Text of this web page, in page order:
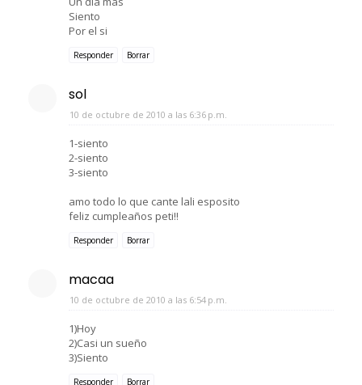
Siento
Por el si
Responder Borrar
sol
10 de octubre de 2010 a las 6:36 p.m.
1-siento
2-siento
3-siento
amo todo lo que cante lali esposito
feliz cumpleaños peti!!
Responder Borrar
macaa
10 de octubre de 2010 a las 6:54 p.m.
1)Hoy
2)Casi un sueño
3)Siento
Responder Borrar